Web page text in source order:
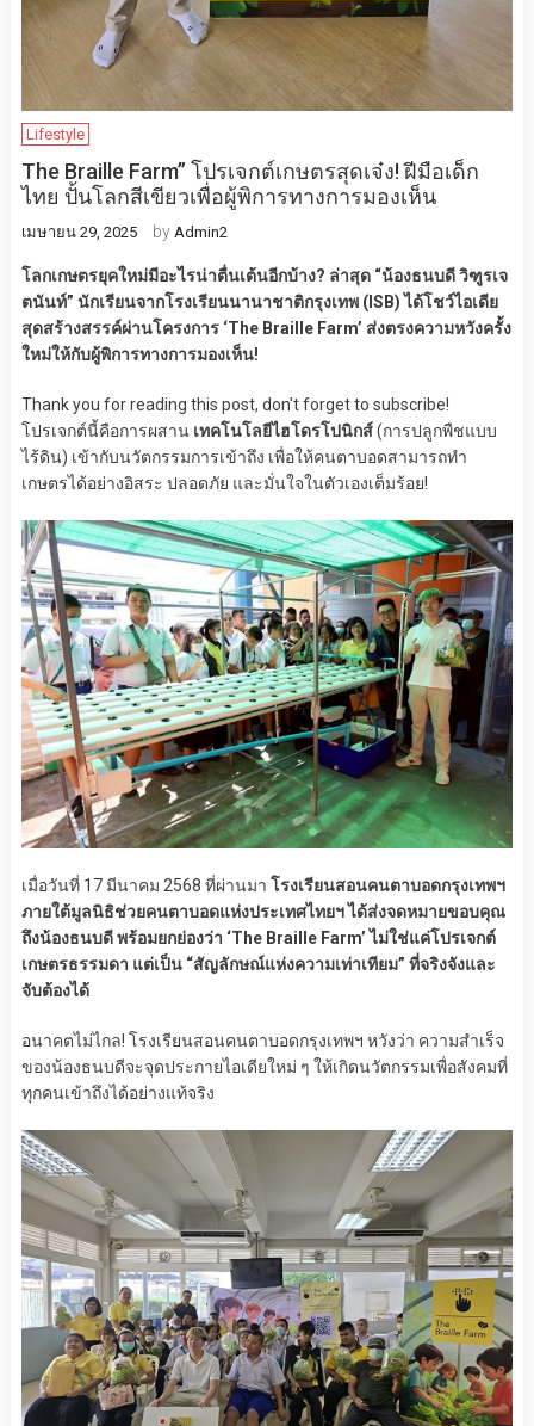
Lifestyle
The Braille Farm” โปรเจกต์เกษตรสุดเจ๋ง! ฝีมือเด็ก
ไทย ปั้นโลกสีเขียวเพื่อผู้พิการทางการมองเห็น
เมษายน 29, 2025 by Admin2
โลกเกษตรยุคใหม่มีอะไรน่าตื่นเต้นอีกบ้าง? ล่าสุด “น้องธนบดี วิฑูรเจ
ตนันท์” นักเรียนจากโรงเรียนนานาชาติกรุงเทพ (ISB) ได้โชว์ไอเดีย
สุดสร้างสรรค์ผ่านโครงการ ‘The Braille Farm’ ส่งตรงความหวังครั้ง
ใหม่ให้กับผู้พิการทางการมองเห็น!
Thank you for reading this post, don't forget to subscribe!
โปรเจกต์นี้คือการผสานเทคโนโลยีไฮโดรโปนิกส์(การปลูกพืชแบบ
ไร้ดิน) เข้ากับนวัตกรรมการเข้าถึง เพื่อให้คนตาบอดสามารถทำ
เกษตรได้อย่างอิสระ ปลอดภัย และมั่นใจในตัวเองเต็มร้อย!
เมื่อวันที่ 17 มีนาคม 2568 ที่ผ่านมา โรงเรียนสอนคนตาบอดกรุงเทพฯ
ภายใต้มูลนิธิช่วยคนตาบอดแห่งประเทศไทยฯ ได้ส่งจดหมายขอบคุณ
ถึงน้องธนบดี พร้อมยกย่องว่า ‘The Braille Farm’ ไม่ใช่แค่โปรเจกต์
เกษตรธรรมดา แต่เป็น “สัญลักษณ์แห่งความเท่าเทียม” ที่จริงจังและ
จับต้องได้
อนาคตไม่ไกล! โรงเรียนสอนคนตาบอดกรุงเทพฯ หวังว่า ความสำเร็จ
ของน้องธนบดีจะจุดประกายไอเดียใหม่ ๆ ให้เกิดนวัตกรรมเพื่อสังคมที่
ทุกคนเข้าถึงได้อย่างแท้จริง